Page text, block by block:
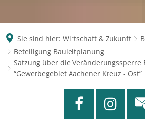
Sie sind hier: Wirtschaft & Zukunft
Beteiligung Bauleitplanung
Satzung über die Veränderungssperre
“Gewerbegebiet Aachener Kreuz - Ost”